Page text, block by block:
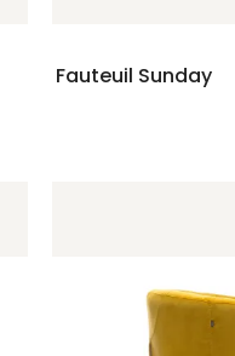
Fauteuil Sunday